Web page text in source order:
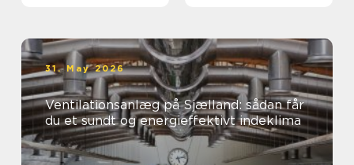
31. May 2026
Ventilationsanlæg på Sjælland: sådan får
du et sundt og energieffektivt indeklima